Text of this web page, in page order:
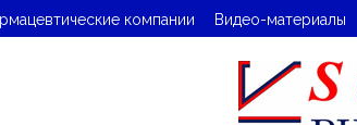
компании Видео-материалы